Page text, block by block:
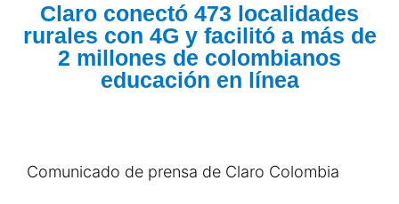
Claro conectó 473 localidades
rurales con 4G y facilitó a más de
2 millones de colombianos
educación en línea
Comunicado de prensa de Claro Colombia